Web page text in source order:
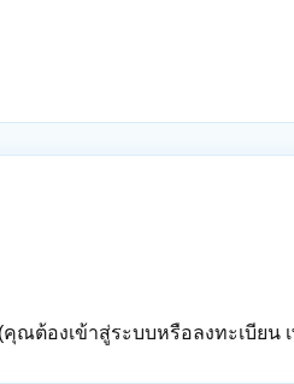
(คุณต้องเข้าสู่ระบบหรือลงทะเบียน